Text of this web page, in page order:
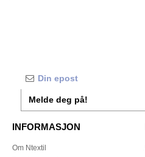
Melde deg på!
INFORMASJON
Om Ntextil